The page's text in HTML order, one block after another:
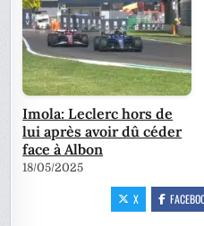
Imola: Leclerc hors de
lui après avoir dû céder
face à Albon
18/05/2025
X